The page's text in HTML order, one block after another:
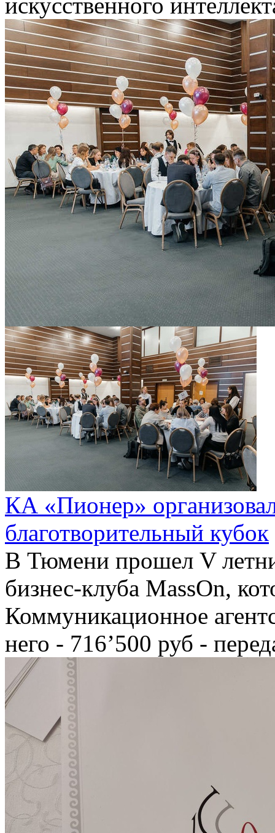
КА «Пионер»
благотворительный кубок
В Тюмени прошел V
бизнес-клуба MassOn,
Коммуникационное
него - 716’500 руб -